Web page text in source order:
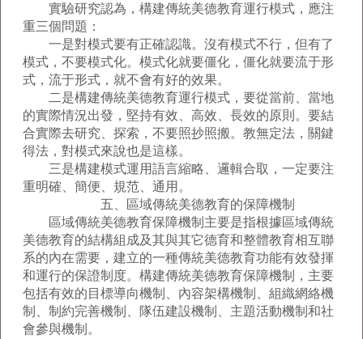
實驗研究認為，構建傳統美德教育運行模式，應注
重三個問題：
一是對模式要有正確認識。沒有模式不行，但有了
模式，不要模式化。模式化就要僵化，僵化就要流于形
式，流于形式，就不會有好的效果。
二是構建傳統美德教育運行模式，要從當前、當地
的實際情況出發，堅持有效、高效、長效的原則。要結
合實際去研究、探索，不要照抄照搬。教無定法，關鍵
得法，對模式來說也是這樣。
三是構建模式運用語言縮略、邏輯合取，一定要注
重明確、簡便、規范、通用。
五、區域傳統美德教育的保障機制
區域傳統美德教育保障機制主要是指根據區域傳統
美德教育的結構組成及其與其它德育和整體教育相互聯
系的內在需要，建立的一種傳統美德教育功能有效發揮
和運行的保證制度。構建傳統美德教育保障機制，主要
包括有效的目標導向機制、內容架構機制、組織網絡機
制、制約完善機制、隊伍建設機制、主題活動機制和社
會參與機制。